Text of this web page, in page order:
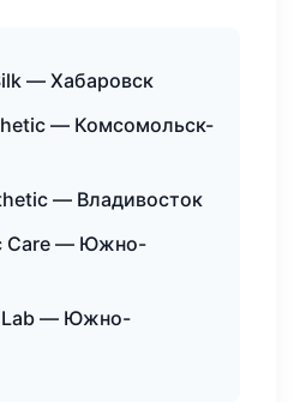
— Хабаровск
— Комсомольск-
— Владивосток
Care — Южно-
Lab — Южно-